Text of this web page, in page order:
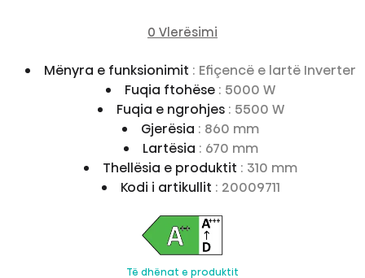
0 Vlerësimi
Mënyra e funksionimit : Efiçencë e lartë Inverter
Fuqia ftohëse : 5000 W
Fuqia e ngrohjes : 5500 W
Gjerësia : 860 mm
Lartësia : 670 mm
Thellësia e produktit : 310 mm
Kodi i artikullit : 20009711
Të dhënat e produktit